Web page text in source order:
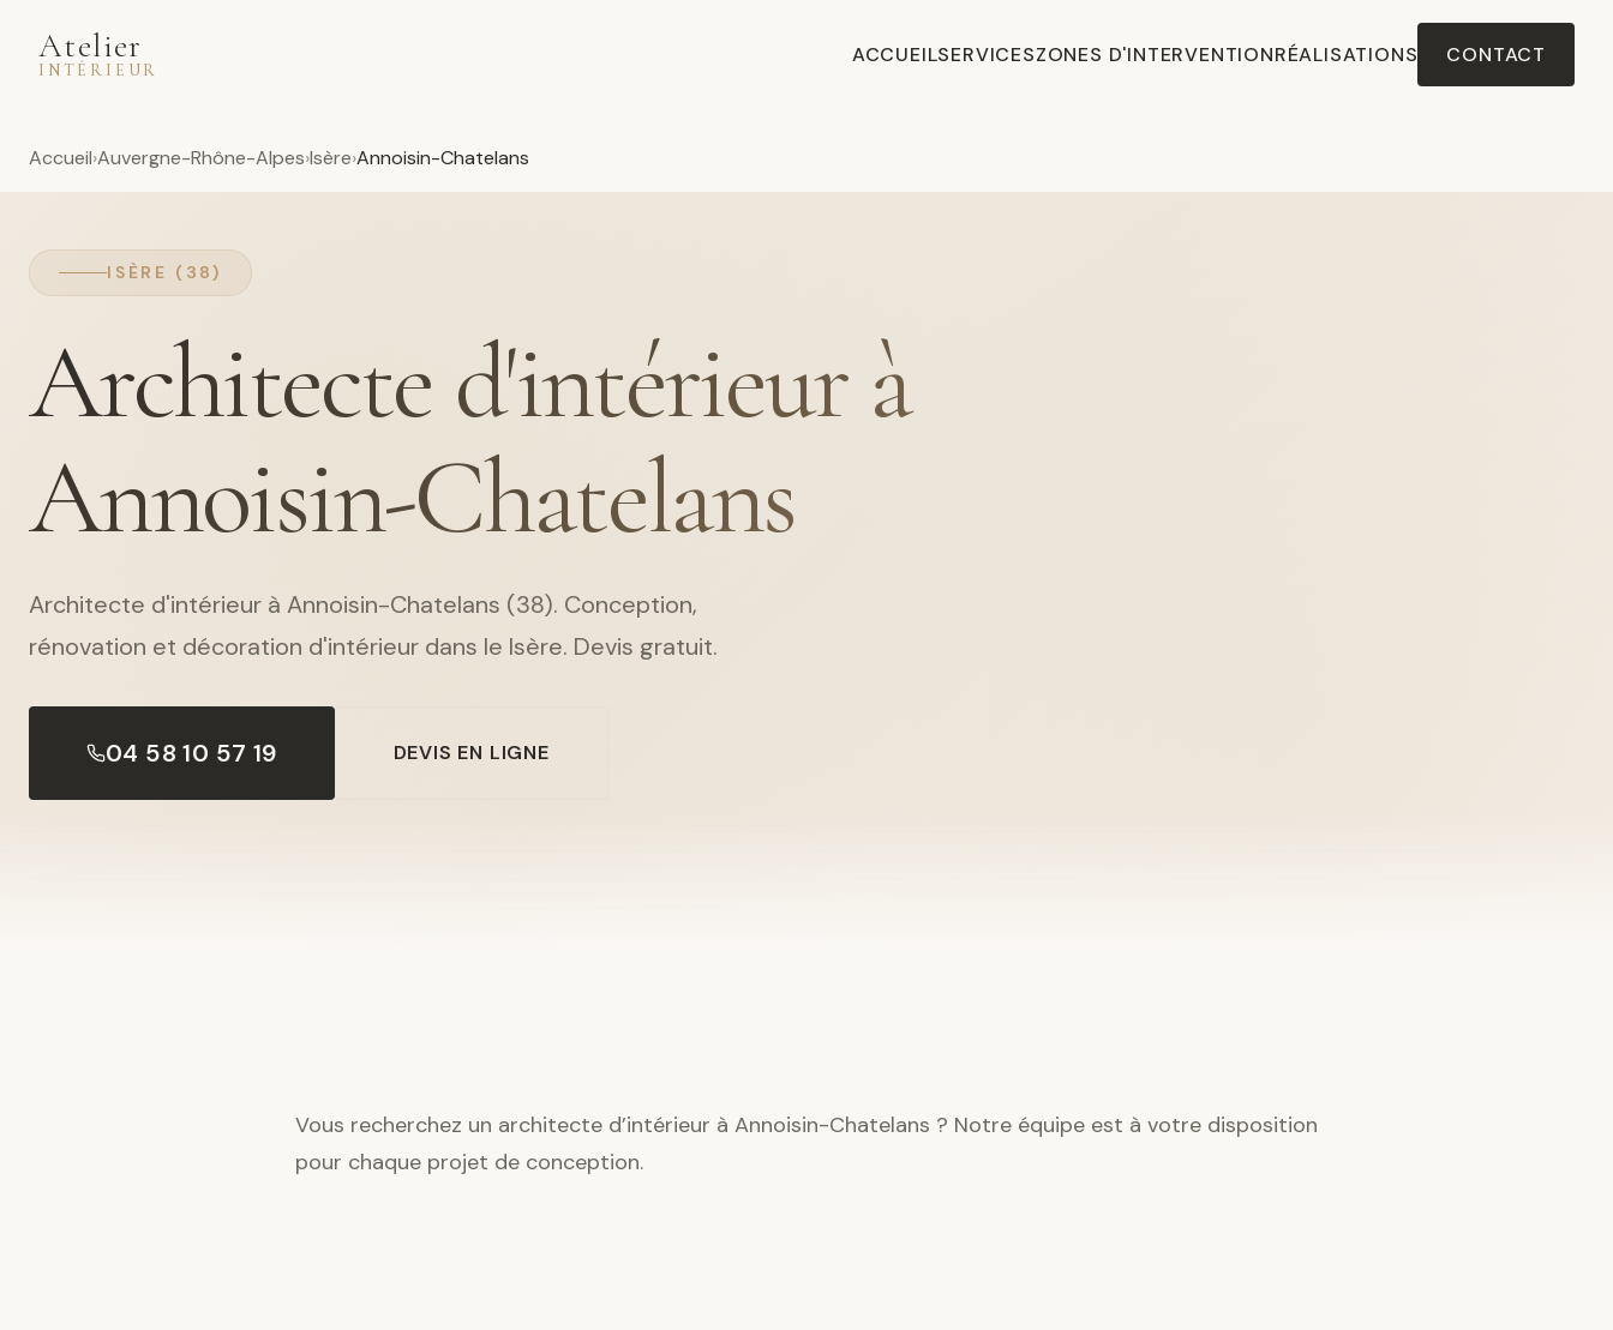
Atelier
INTÉRIEUR
ACCUEILSERVICESZONES D'INTERVENTIONRÉALISATIONS CONTACT
Accueil Auvergne-Rhône-Alpes Isère Annoisin-Chatelans
ISÈRE (38)
Architecte d'intérieur à
Annoisin-Chatelans
Architecte d'intérieur à Annoisin-Chatelans (38). Conception,
rénovation et décoration d'intérieur dans le Isère. Devis gratuit.
04 58 10 57 19 DEVIS EN LIGNE
Vous recherchez un architecte d’intérieur à Annoisin-Chatelans ? Notre équipe est à votre disposition
pour chaque projet de conception.